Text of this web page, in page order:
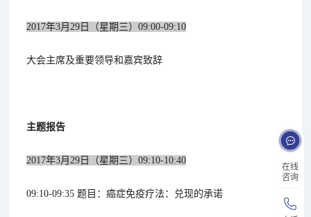
在线
咨询
2017年3月29日（星期三）09:00-09:10
大会主席及重要领导和嘉宾致辞
主题报告
2017年3月29日（星期三）09:10-10:40
09:10-09:35 题目：癌症免疫疗法：兑现的承诺